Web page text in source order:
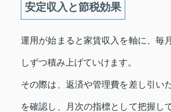
安定収入と節税効果
運用が始まると家賃収入を軸に、毎
しずつ積み上げていけます。
その際は、返済や管理費を差し引い
を確認し、月次の指標として把握し